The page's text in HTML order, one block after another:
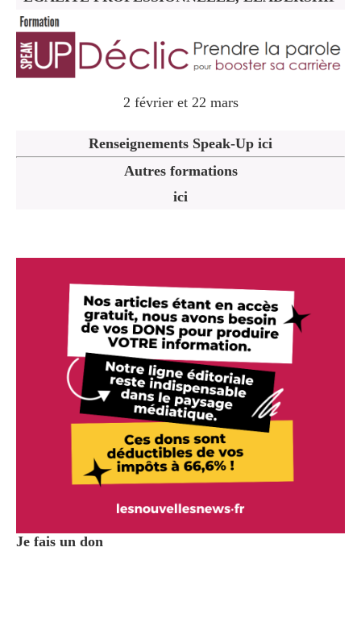
2 février et 22 mars
Renseignements Speak-Up ici
Autres formations
ici
Je fais un don